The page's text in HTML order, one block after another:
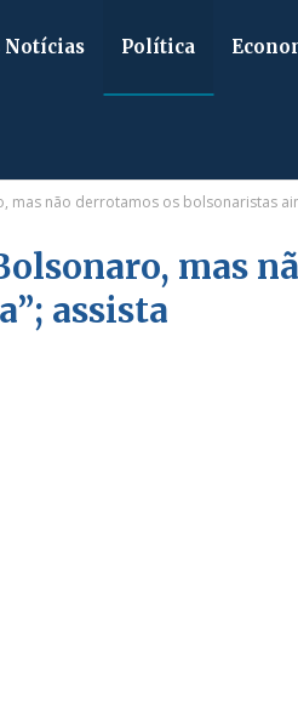
Política
mas não derrotamos os bolsonaristas
mas
assista